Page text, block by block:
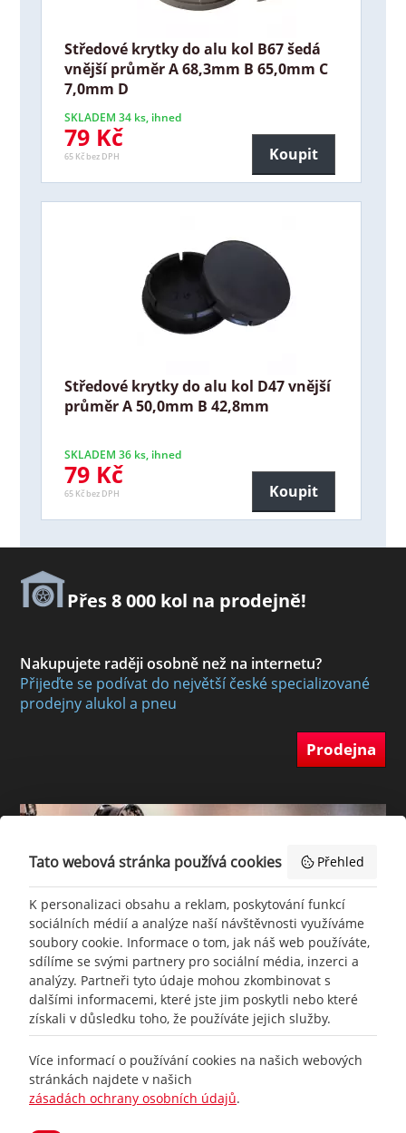
Středové krytky do alu kol B67 šedá
vnější průměr A 68,3mm B 65,0mm C
7,0mm D
SKLADEM 34 ks, ihned
79 Kč
65 Kč bez DPH Koupit
Středové krytky do alu kol D47 vnější
průměr A 50,0mm B 42,8mm
SKLADEM 36 ks, ihned
79 Kč
65 Kč bez DPH Koupit
Přes 8 000 kol na prodejně!
Nakupujete raději osobně než na internetu?
Přijeďte se podívat do největší české specializované
prodejny alukol a pneu
Prodejna
+420777 465 460
info@racing-line.cz
Tato webová stránka používá cookies Přehled
K personalizaci obsahu a reklam, poskytování funkcí
sociálních médií a analýze naší návštěvnosti využíváme
soubory cookie. Informace o tom, jak náš web používáte,
sdílíme se svými partnery pro sociální média, inzerci a
analýzy. Partneři tyto údaje mohou zkombinovat s
dalšími informacemi, které jste jim poskytli nebo které
získali v důsledku toho, že používáte jejich služby.
Více informací o používání cookies na našich webových
stránkách najdete v našich
zásadách ochrany osobních údajů.